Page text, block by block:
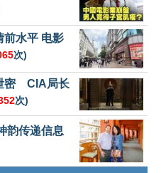
前水平 电影
次)
密 CIA局长
次)
韵传递信息